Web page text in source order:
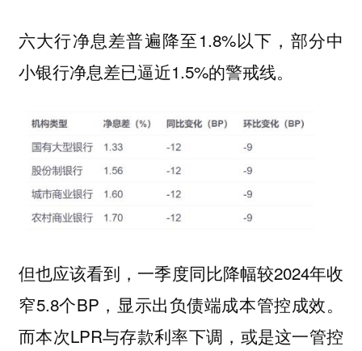
六大行净息差普遍降至1.8%以下，部分中
小银行净息差已逼近1.5%的警戒线。
但也应该看到，一季度同比降幅较2024年收
窄5.8个BP，显示出负债端成本管控成效。
而本次LPR与存款利率下调，或是这一管控